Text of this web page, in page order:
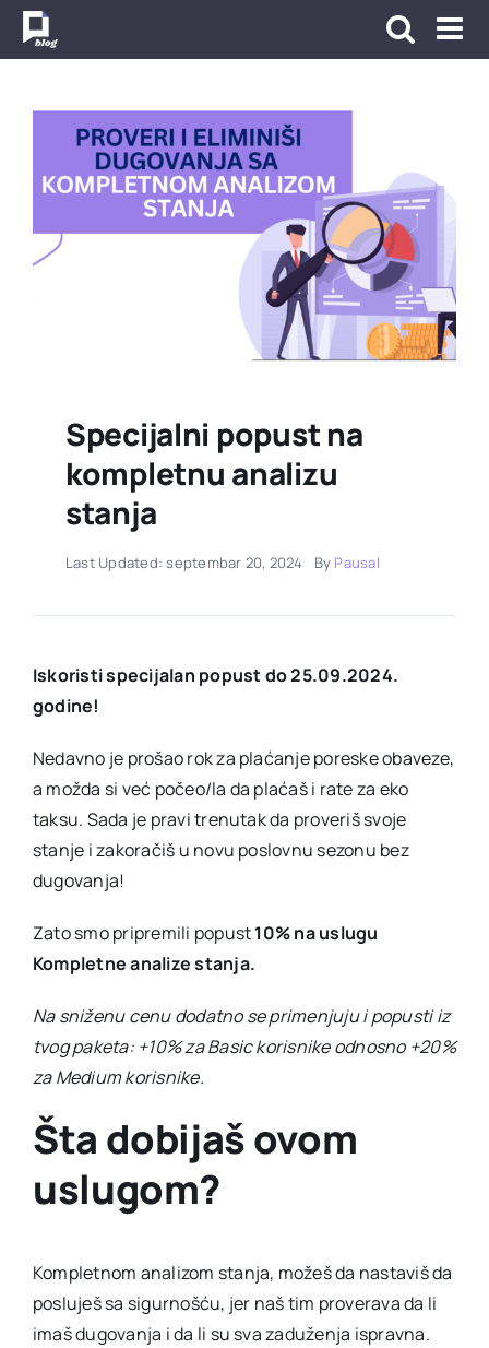
Skip
Specijalni popust na
kompletnu analizu
stanja
Last Updated: septembar 20, 2024 By Pausal
Iskoristi specijalan popust do 25.09.2024.
godine!
Nedavno je prošao rok za plaćanje poreske obaveze,
a možda si već počeo/la da plaćaš i rate za eko
taksu. Sada je pravi trenutak da proveriš svoje
stanje i zakoračiš u novu poslovnu sezonu bez
dugovanja!
Zato smo pripremili popust10% na uslugu
Kompletne analize stanja.
Na sniženu cenu dodatno se primenjuju i popusti iz
tvog paketa: +10% za Basic korisnike odnosno +20%
za Medium korisnike.
Šta dobijaš ovom
uslugom?
Kompletnom analizom stanja, možeš da nastaviš da
posluješ sa sigurnošću, jer naš tim proverava da li
imaš dugovanja i da li su sva zaduženja ispravna.